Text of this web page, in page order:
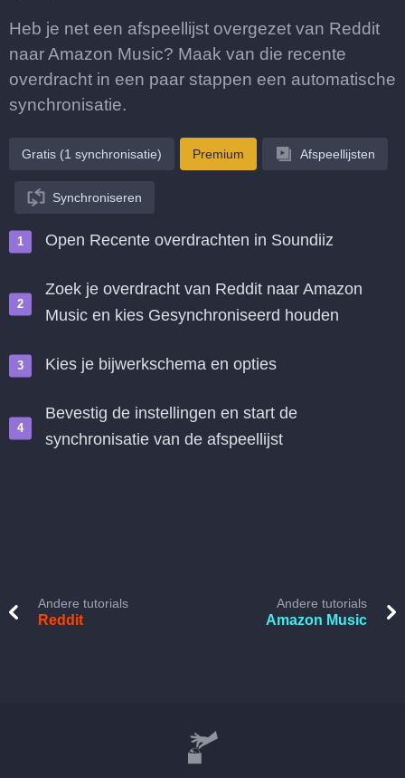
Heb je net een afspeellijst overgezet van Reddit
naar Amazon Music? Maak van die recente
overdracht in een paar stappen een automatische
synchronisatie.
Gratis (1 synchronisatie) Premium Afspeellijsten
Synchroniseren
Open Recente overdrachten in Soundiiz
Zoek je overdracht van Reddit naar Amazon
Music en kies Gesynchroniseerd houden
Kies je bijwerkschema en opties
Bevestig de instellingen en start de
synchronisatie van de afspeellijst
Andere tutorials
Reddit
Andere tutorials
Amazon Music